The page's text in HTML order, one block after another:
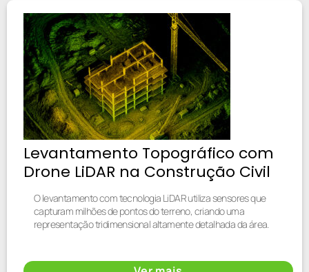
Levantamento Topográfico com
Drone LiDAR na Construção Civil
O levantamento com tecnologia LiDAR utiliza sensores que
capturam milhões de pontos do terreno, criando uma
representação tridimensional altamente detalhada da área.